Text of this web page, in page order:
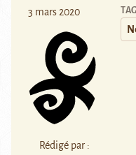
3 mars 2020
Rédigé par :